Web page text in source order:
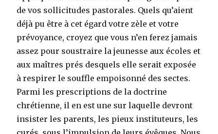
de vos sollicitudes pastorales. Quels qu’aient
déjà pu être à cet égard votre zèle et votre
prévoyance, croyez que vous n’en ferez jamais
assez pour soustraire la jeunesse aux écoles et
aux maîtres prés desquels elle serait exposée
à respirer le souffle empoisonné des sectes.
Parmi les prescriptions de la doctrine
chrétienne, il en est une sur laquelle devront
insister les parents, les pieux instituteurs, les